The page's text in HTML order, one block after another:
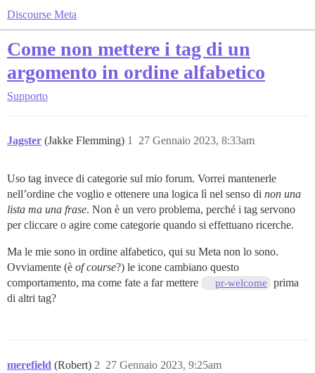
Discourse Meta
Come non mettere i tag di un
argomento in ordine alfabetico
Supporto
Jagster (Jakke Flemming) 27 Gennaio 2023, 8:33am
1
Uso tag invece di categorie sul mio forum. Vorrei mantenerle
nell’ordine che voglio e ottenere una logica lì nel senso di non una
lista ma una frase. Non è un vero problema, perché i tag servono
per cliccare o agire come categorie quando si effettuano ricerche.
Ma le mie sono in ordine alfabetico, qui su Meta non lo sono.
Ovviamente (è of course?) le icone cambiano questo
comportamento, ma come fate a far mettere
pr-welcome
prima
di altri tag?
merefield (Robert) 27 Gennaio 2023, 9:25am
2